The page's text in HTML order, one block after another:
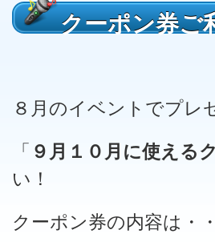
クーポン券ご
８月のイベントでプレ
「 ９月１０月に使える
い！
クーポン券の内容は・